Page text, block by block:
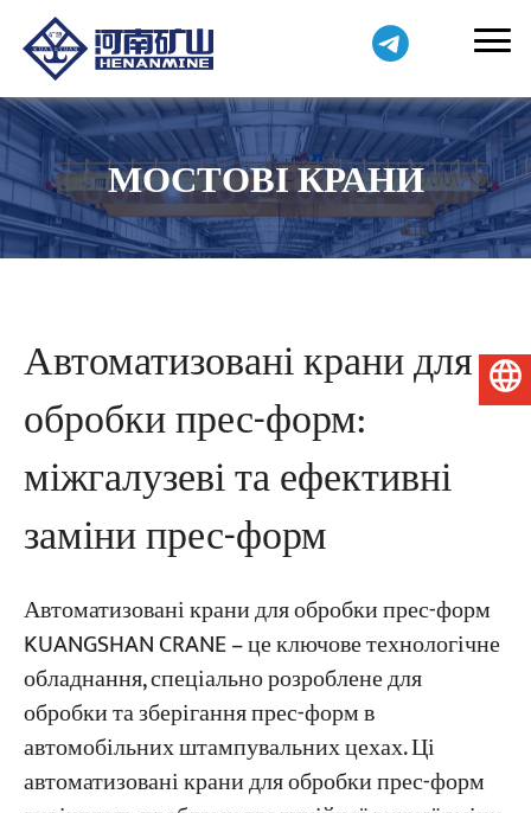
МОСТОВІ КРАНИ
Автоматизовані крани для
обробки прес-форм:
міжгалузеві та ефективні
заміни прес-форм
Автоматизовані крани для обробки прес-форм
KUANGSHAN CRANE – це ключове технологічне
обладнання, спеціально розроблене для
обробки та зберігання прес-форм в
автомобільних штампувальних цехах. Ці
автоматизовані крани для обробки прес-форм
Українська